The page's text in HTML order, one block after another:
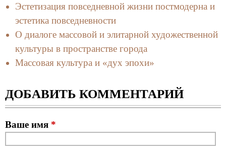
Эстетизация повседневной жизни постмодерна и
эстетика повседневности
О диалоге массовой и элитарной художественной
культуры в пространстве города
Массовая культура и «дух эпохи»
ДОБАВИТЬ КОММЕНТАРИЙ
Ваше имя *